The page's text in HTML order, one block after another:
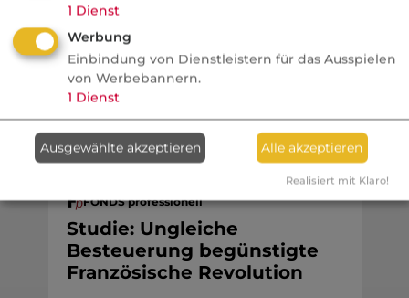
Neobroker längst Kunden anschreiben
und welche Produkte doch Provision
bringen.
Finanzen
FONDS professionell
Studie: Ungleiche
Besteuerung begünstigte
Französische Revolution
1 Dienst
Werbung
Einbindung von Dienstleistern für das Ausspielen
von Werbebannern.
1 Dienst
Ausgewählte akzeptieren Alle akzeptieren
Realisiert mit Klaro!